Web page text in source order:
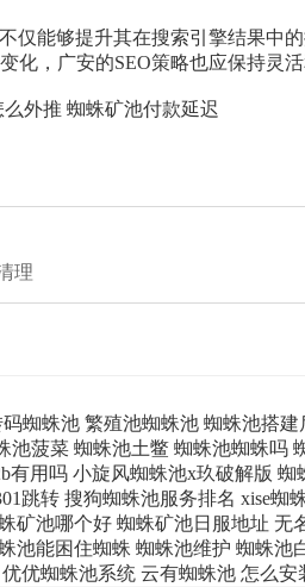
仅能够提升其在搜索引擎结果中
化，广安的SEO策略也应保持灵
外推 蜘蛛矿池付款延迟
理
码蜘蛛池 繁殖池蜘蛛池 蜘蛛池搭建
池菠菜 蜘蛛池土鳖 蜘蛛池蜘蛛吗
有用吗 小旋风蜘蛛池x玖破解版 蜘
跳转 搜狗蜘蛛池服务排名 xise蜘
矿池哪个好 蜘蛛矿池日服地址 无
池能困住蜘蛛 蜘蛛池维护 蜘蛛池
优优蜘蛛池系统 云有蜘蛛池 怎么安